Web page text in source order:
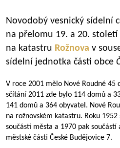
Novodobý vesnický sídelní
na přelomu 19. a 20. století
na katastru Rožnova v
sídelní jednotka části obce
V roce 2001 mělo Nové Roudné 45
sčítání 2011 zde bylo 114 domů a
141 domů a 364 obyvatel. Nové
na rožnovském katastru. Roku
součástí města a 1970 pak
městské části České Budějovice 7.